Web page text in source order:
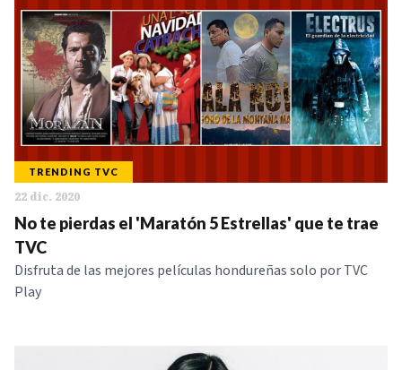
TRENDING TVC
22 dic. 2020
No te pierdas el 'Maratón 5 Estrellas' que te trae
TVC
Disfruta de las mejores películas hondureñas solo por TVC
Play